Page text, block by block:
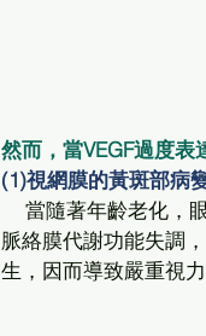
然而，當VEGF過度表
(1)視網膜的黃斑部病
脈絡膜代謝功能失調
生，因而導致嚴重視